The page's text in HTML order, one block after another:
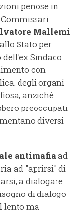
penose in
Mallemi
Stato per
Sindaco
con
degli organi
anziché
preoccupati
diversi
antimafiaad
ad "aprirsi" di
a dialogare
di dialogo
lento ma